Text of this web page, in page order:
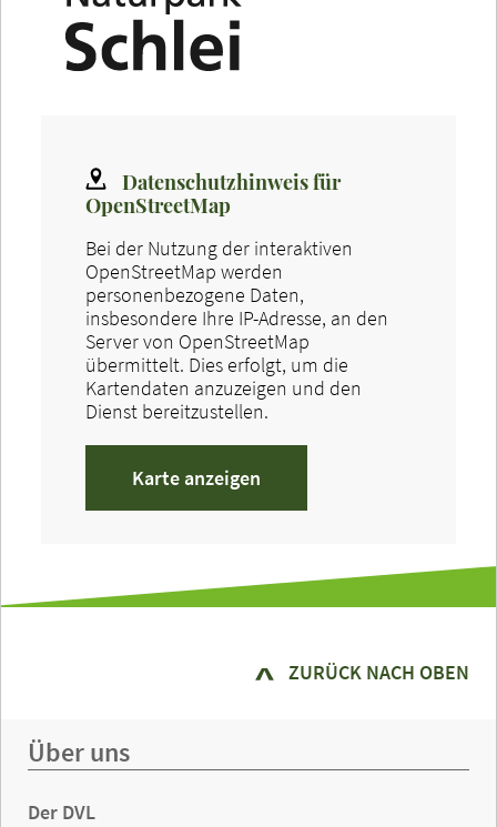
Datenschutzhinweis für
OpenStreetMap
Bei der Nutzung der interaktiven
OpenStreetMap werden
personenbezogene Daten,
insbesondere Ihre IP-Adresse, an den
Server von OpenStreetMap
übermittelt. Dies erfolgt, um die
Kartendaten anzuzeigen und den
Dienst bereitzustellen.
Karte anzeigen
ZURÜCK NACH OBEN
Über uns
Der DVL